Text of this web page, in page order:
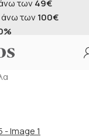
των49€
άνω των100€